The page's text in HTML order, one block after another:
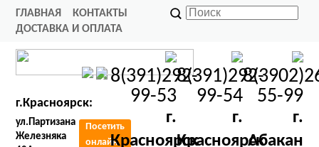
ГЛАВНАЯ
КОНТАКТЫ
ДОСТАВКА И ОПЛАТА
г.Красноярск:
ул.Партизана
Железняка
Посетить
онлайн
55-99
г.
Абакан
8(391)292-
99-54
г.
Красноярск
8(391)292-
99-53
г.
Красноярск